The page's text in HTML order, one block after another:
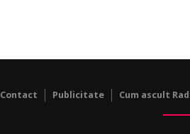
Contact Publicitate Cum ascult